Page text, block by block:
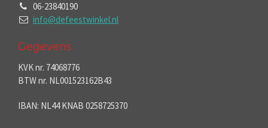
06-23840190
info@defeestwinkel.nl
Gegevens
KVK nr. 74068776
BTW nr. NL001523162B43
IBAN: NL44 KNAB 0258725370